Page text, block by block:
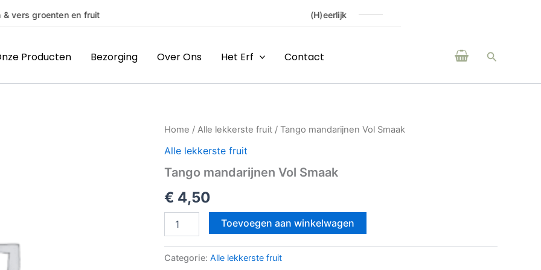
(H)eerlijke producten van boeren en makers uit de regio
Producten Bezorging Over Ons Het Erf Contact Zoeken
Home / Alle lekkerste fruit / Tango mandarijnen Vol Smaak
Alle lekkerste fruit
Tango mandarijnen Vol Smaak
€ 4,50
Tango
Vol
aantal
Toevoegen aan winkelwagen
Categorie: Alle lekkerste fruit